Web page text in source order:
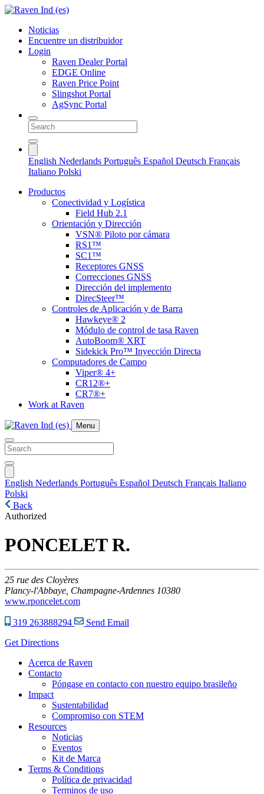
Noticias
Encuentre un distribuidor
Login
Raven Dealer Portal
EDGE Online
Raven Price Point
Slingshot Portal
AgSync Portal
English Nederlands Português Español Deutsch Français
Italiano Polski
Productos
Conectividad y Logística
Field Hub 2.1
Orientación y Dirección
VSN® Piloto por cámara
RS1™
SC1™
Receptores GNSS
Correcciones GNSS
Dirección del implemento
DirecSteer™
Controles de Aplicación y de Barra
Hawkeye® 2
Módulo de control de tasa Raven
AutoBoom® XRT
Sidekick Pro™ Inyección Directa
Computadores de Campo
Viper® 4+
CR12®+
CR7®+
Work at Raven
Menu
English Nederlands Português Español Deutsch Français Italiano
Polski
Back
Authorized
PONCELET R.
25 rue des Cloyères
Plancy-l'Abbaye, Champagne-Ardennes 10380
www.rponcelet.com
319 263888294
Send Email
Get Directions
Acerca de Raven
Contacto
Póngase en contacto con nuestro equipo brasileño
Impact
Sustentabilidad
Compromiso con STEM
Resources
Noticias
Eventos
Kit de Marca
Terms & Conditions
Política de privacidad
Terminos de uso